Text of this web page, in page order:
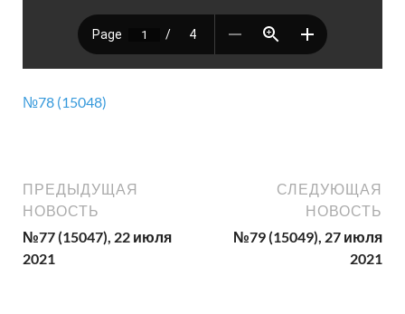
№78 (15048)
ПРЕДЫДУЩАЯ
НОВОСТЬ
№77 (15047), 22 июля
2021
СЛЕДУЮЩАЯ
НОВОСТЬ
№79 (15049), 27 июля
2021